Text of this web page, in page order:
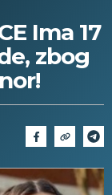
Ima 17
zbog